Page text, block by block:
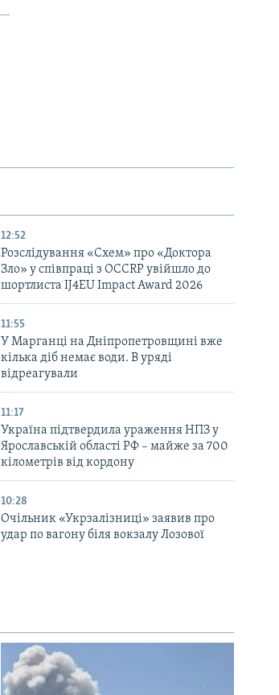
12:52
Розслідування «Схем» про «Доктора
Зло» у співпраці з OCCRP увійшло до
шортлиста IJ4EU Impact Award 2026
11:55
У Марганці на Дніпропетровщині вже
кілька діб немає води. В уряді
відреагували
11:17
Україна підтвердила ураження НПЗ у
Ярославській області РФ – майже за 700
кілометрів від кордону
10:28
Очільник «Укрзалізниці» заявив про
удар по вагону біля вокзалу Лозової